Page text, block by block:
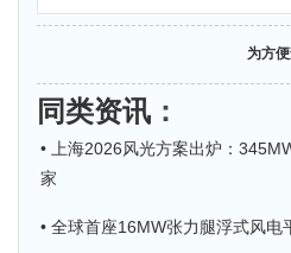
为方
同类资讯 ：
• 上海2026风光方案出炉：
家
• 全球首座16MW张力腿浮式风电